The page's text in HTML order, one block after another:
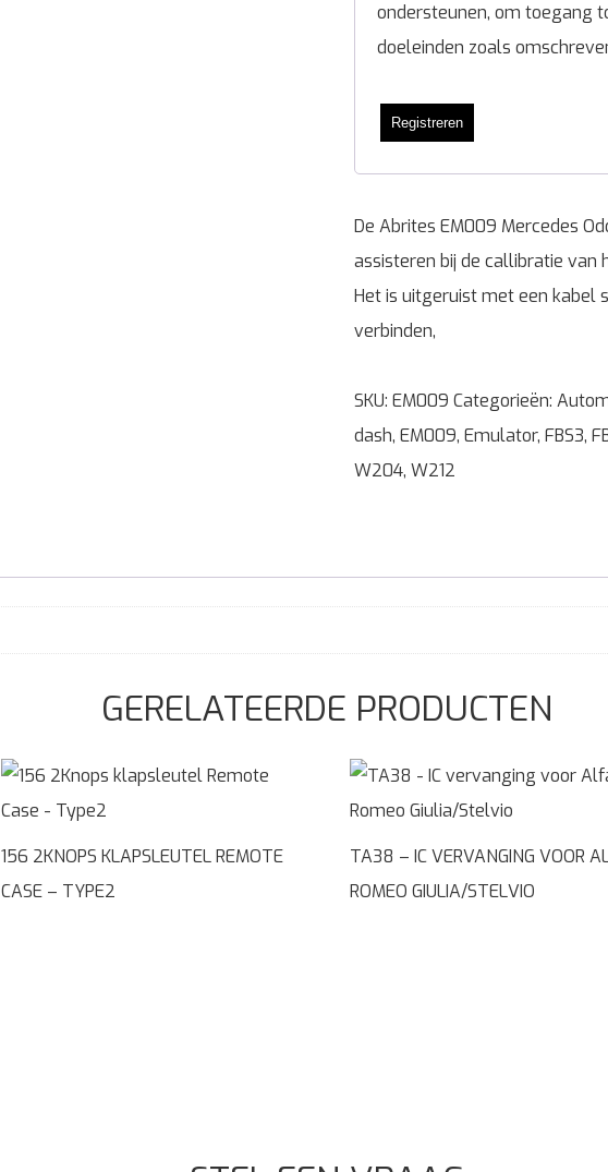
ondersteunen, om toegang
doeleinden zoals
Registreren
De Abrites EM009 Mercedes
assisteren bij de callibratie van
Het is uitgeruist met een kabel
verbinden,
SKU: EM009 Categorieën:
dash, EM009, Emulator, FBS3,
W204, W212
GERELATEERDE PRODUCTEN
156 2KNOPS KLAPSLEUTEL REMOTE
CASE – TYPE2
TA38 – IC VERVANGING VOOR
ROMEO GIULIA/STELVIO